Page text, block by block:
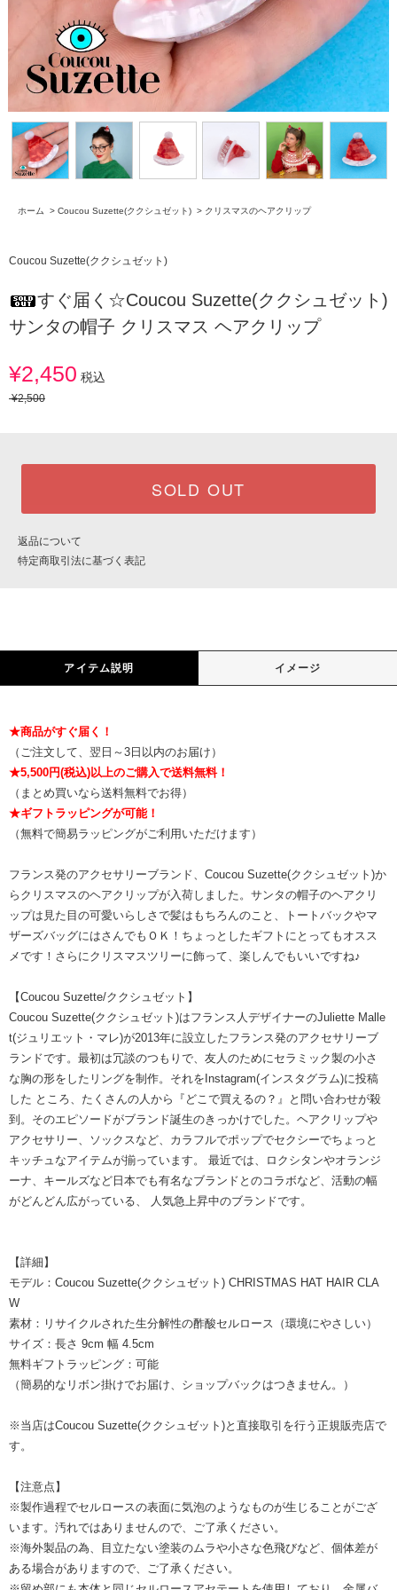
ホーム > Coucou Suzette(ククシュゼット) > クリスマスのヘアクリップ
Coucou Suzette(ククシュゼット)
すぐ届く☆Coucou Suzette(ククシュゼット)
サンタの帽子 クリスマス ヘアクリップ
¥2,450 税込
¥2,500
SOLD OUT
返品について
特定商取引法に基づく表記
アイテム説明 イメージ
★商品がすぐ届く！
（ご注文して、翌日～3日以内のお届け）
★5,500円(税込)以上のご購入で送料無料！
（まとめ買いなら送料無料でお得）
★ギフトラッピングが可能！
（無料で簡易ラッピングがご利用いただけます）
フランス発のアクセサリーブランド、Coucou Suzette(ククシュゼット)か
らクリスマスのヘアクリップが入荷しました。サンタの帽子のヘアクリ
ップは見た目の可愛いらしさで髪はもちろんのこと、トートバックやマ
ザーズバッグにはさんでもＯＫ！ちょっとしたギフトにとってもオスス
メです！さらにクリスマスツリーに飾って、楽しんでもいいですね♪
【Coucou Suzette/ククシュゼット】
Coucou Suzette(ククシュゼット)はフランス人デザイナーのJuliette Malle
t(ジュリエット・マレ)が2013年に設立したフランス発のアクセサリーブ
ランドです。最初は冗談のつもりで、友人のためにセラミック製の小さ
な胸の形をしたリングを制作。それをInstagram(インスタグラム)に投稿
した ところ、たくさんの人から『どこで買えるの？』と問い合わせが殺
到。そのエピソードがブランド誕生のきっかけでした。ヘアクリップや
アクセサリー、ソックスなど、カラフルでポップでセクシーでちょっと
キッチュなアイテムが揃っています。 最近では、ロクシタンやオランジ
ーナ、キールズなど日本でも有名なブランドとのコラボなど、活動の幅
がどんどん広がっている、 人気急上昇中のブランドです。
【詳細】
モデル：Coucou Suzette(ククシュゼット) CHRISTMAS HAT HAIR CLA
W
素材：リサイクルされた生分解性の酢酸セルロース（環境にやさしい）
サイズ：長さ 9cm 幅 4.5cm
無料ギフトラッピング：可能
（簡易的なリボン掛けでお届け、ショップバックはつきません。）
※当店はCoucou Suzette(ククシュゼット)と直接取引を行う正規販売店で
す。
【注意点】
※製作過程でセルロースの表面に気泡のようなものが生じることがござ
います。汚れではありませんので、ご了承ください。
※海外製品の為、目立たない塗装のムラや小さな色飛びなど、個体差が
ある場合がありますので、ご了承ください。